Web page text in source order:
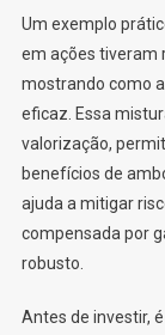
Um exemplo
em ações tiveram
mostrando como
eficaz. Essa
valorização,
benefícios de
ajuda a mitigar
compensada por
robusto.
Antes de investir,